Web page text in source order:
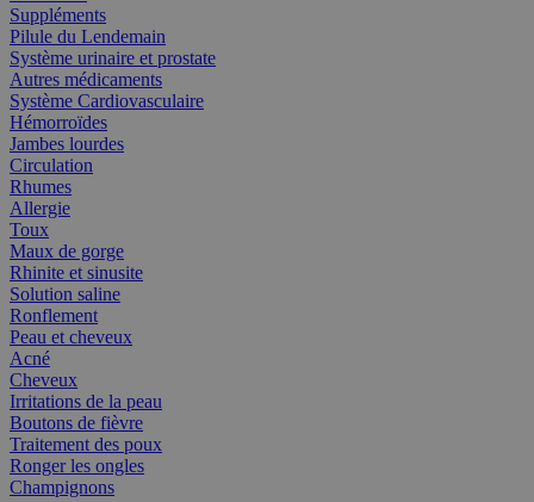
Suppléments
Pilule du Lendemain
Système urinaire et prostate
Autres médicaments
Système Cardiovasculaire
Hémorroïdes
Jambes lourdes
Circulation
Rhumes
Allergie
Toux
Maux de gorge
Rhinite et sinusite
Solution saline
Ronflement
Peau et cheveux
Acné
Cheveux
Irritations de la peau
Boutons de fièvre
Traitement des poux
Ronger les ongles
Champignons